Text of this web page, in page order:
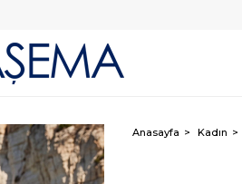
Anasayfa Kadın